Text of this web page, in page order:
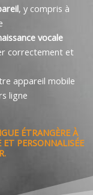
, y compris à
vocale
correctement et
appareil mobile
ligne
ÉTRANGÈRE À
PERSONNALISÉE